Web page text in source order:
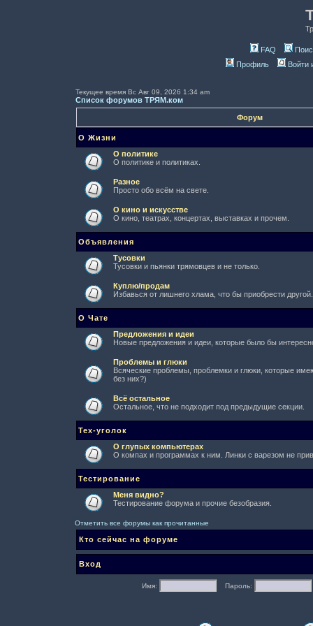
FAQ
Профиль
Войти
Текущее время Вс Авг 09, 2026 1:34 am
Список форумов ТРЯМ.ком
Форум
О Жизни
О политике
О политике и политиках.
Разное
Просто обо всём на свете.
О кино и искусстве
О кино, театрах, концертах, выставках и прочем.
Объявления
Тусовки
Тусовки и пьянки трямовцев и не только.
Куплю/продам
Избавься от лишнего хлама, что бы приобрести другой.
О Чате
Предложения и идеи
Новые предложения и идеи, которые было бы
Проблемы и глюки
Всяческие проблемы, проблемки и глюки, которые
без них?)
Всё остальное
Остальное, что не подходит под предыдущие секции.
Тех-уголок
О глупых компьютерах
О компах и программах к ним. Линки с варезом не
Тестирование
Меня видно?
Тестирование форума и прочие безобразия.
Отметить все форумы как прочитанные
Кто сейчас на форуме
Вход
Имя: Пароль: